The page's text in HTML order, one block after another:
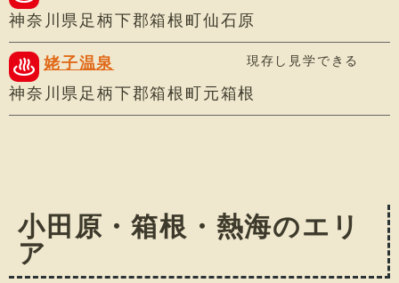
神奈川県足柄下郡箱根町仙石原
姥子温泉 現存し見学できる
神奈川県足柄下郡箱根町元箱根
小田原・箱根・熱海のエリ
ア